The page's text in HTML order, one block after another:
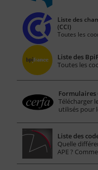
Liste des
(CCI)
Toutes les
Liste des
Toutes les
Formulaires
Télécharger
utilisés pour
Liste des
Quelle
APE ?